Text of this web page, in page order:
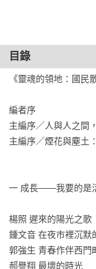
欣賞的權力開放出來
發現閱讀的樂趣，也
人生的種種面向。作
於成為一門傾訴的藝
爛人有道，雜種有理
削蘋果，有寫詩的漁
寫月經的，要回家的
己高興，而不是為了
《生活的證據：國民
目錄
《靈魂的領地：國民
編者序
主編序／人與人之間
主編序／煙花與塵土
一 成長——我要的是
楊照 遲來的陽光之歌
鍾文音 在夜市裡沉
郭強生 青春作伴西門
郝譽翔 最壞的時光